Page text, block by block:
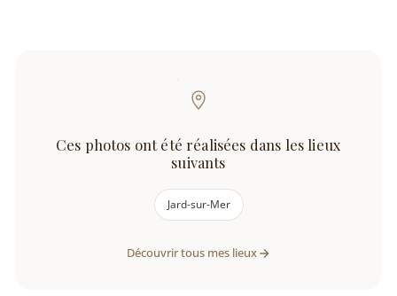
Ces photos ont été réalisées dans les lieux
suivants
Jard-sur-Mer
Découvrir tous mes lieux